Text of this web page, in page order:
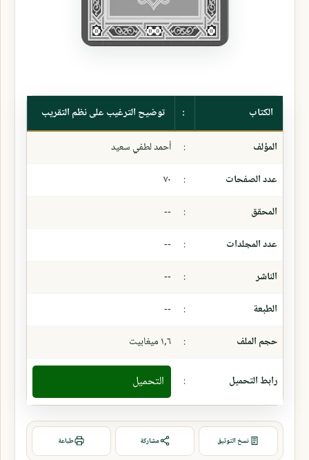
الكتاب :
توضيح الترغيب على نظم التقريب
المؤلف
:
أحمد لطفي سعيد
عدد الصفحات
:
٧٠
المحقق
:
--
عدد المجلدات
:
--
الناشر
:
--
الطبعة
:
--
حجم الملف
: ١,٦ ميغابيت
رابط التحميل : التحميل
نسخ التوثيق مشاركة طباعة